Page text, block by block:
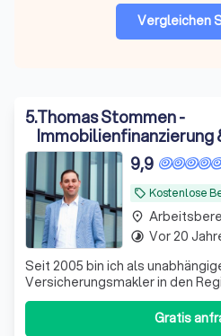
Vergleichen
5.Thomas Stommen -
Immobilienfinanzierung
Versicherungsmakler
local_offer Kostenlose
9,9
Seit 2005 bin ich als
Versicherungsmakler in den
und Aachen & Umgebung tätig.
Baufinanzierung sowie
Immobilienangelegenheiten. Für
Gratis
place
timelapse Vor 20